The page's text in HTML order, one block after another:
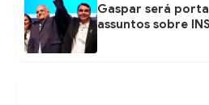
Gaspar será
assuntos sobre